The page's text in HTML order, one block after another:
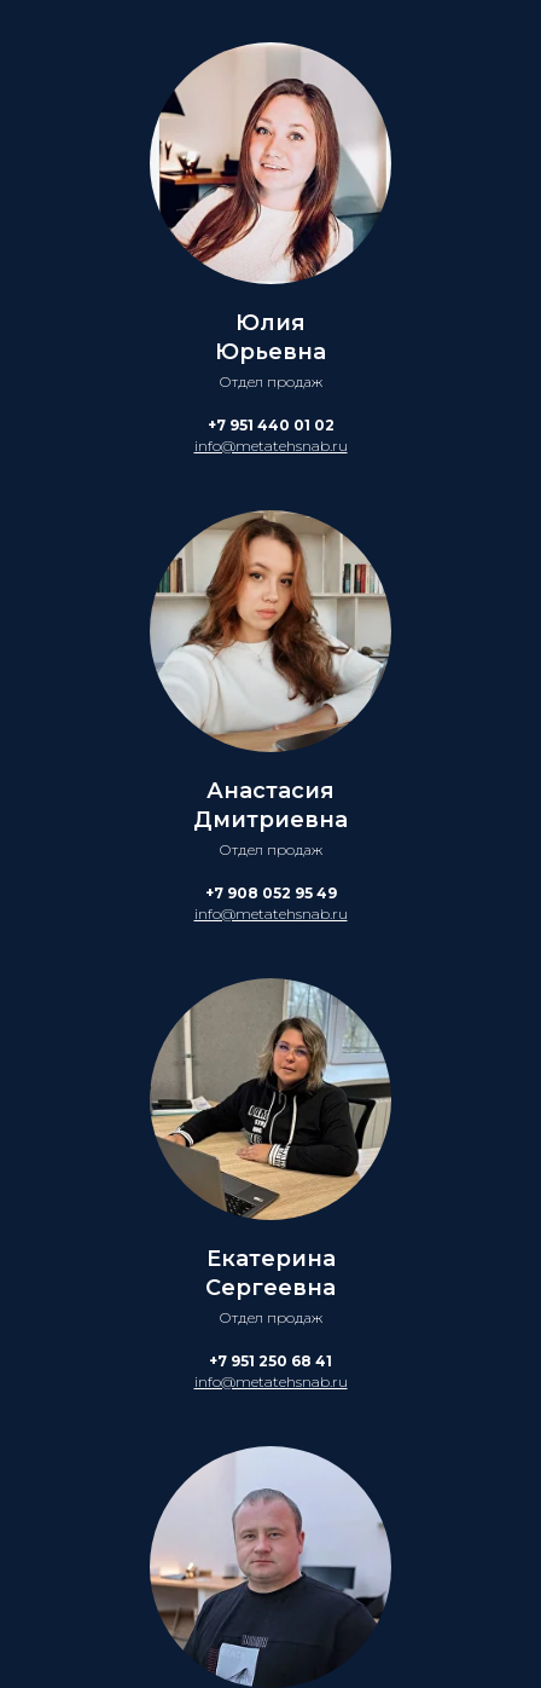
Юлия
Юрьевна
Отдел продаж
+7 951 440 01 02
info@metatehsnab.ru
Анастасия
Дмитриевна
Отдел продаж
+7 908 052 95 49
info@metatehsnab.ru
Екатерина
Сергеевна
Отдел продаж
+7 951 250 68 41
info@metatehsnab.ru